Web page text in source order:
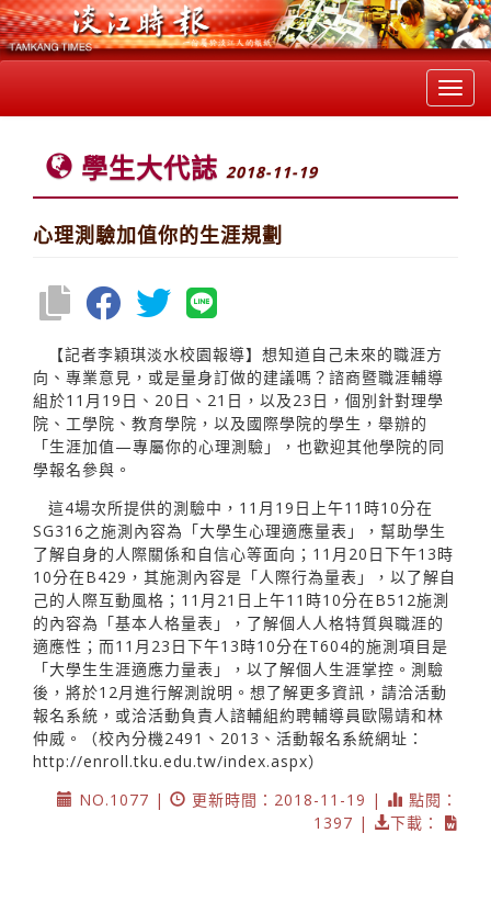
學生大代誌 2018-11-19
心理測驗加值你的生涯規劃
【記者李穎琪淡水校園報導】想知道自己未來的職涯方
向、專業意見，或是量身訂做的建議嗎？諮商暨職涯輔導
組於11月19日、20日、21日，以及23日，個別針對理學
院、工學院、教育學院，以及國際學院的學生，舉辦的
「生涯加值—專屬你的心理測驗」，也歡迎其他學院的同
學報名參與。
這4場次所提供的測驗中，11月19日上午11時10分在
SG316之施測內容為「大學生心理適應量表」，幫助學生
了解自身的人際關係和自信心等面向；11月20日下午13時
10分在B429，其施測內容是「人際行為量表」，以了解自
己的人際互動風格；11月21日上午11時10分在B512施測
的內容為「基本人格量表」，了解個人人格特質與職涯的
適應性；而11月23日下午13時10分在T604的施測項目是
「大學生生涯適應力量表」，以了解個人生涯掌控。測驗
後，將於12月進行解測說明。想了解更多資訊，請洽活動
報名系統，或洽活動負責人諮輔組約聘輔導員歐陽靖和林
仲威。（校內分機2491、2013、活動報名系統網址：
http://enroll.tku.edu.tw/index.aspx）
NO.1077 |
更新時間：2018-11-19 |
點閱：
1397 |
下載：